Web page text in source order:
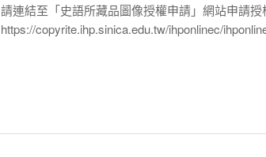
請連結至「史語所藏品圖像授權申請」網站申請授
https://copyrite.ihp.sinica.edu.tw/ihponlinec/